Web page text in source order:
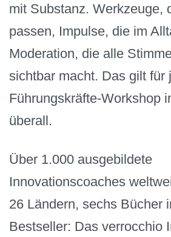
mit Substanz. Werkzeuge,
passen, Impulse, die im
Moderation, die alle
sichtbar macht. Das gilt für
Führungskräfte-Workshop
überall.
Über 1.000 ausgebildete
Innovationscoaches
26 Ländern, sechs Bücher
Bestseller: Das verrocchio